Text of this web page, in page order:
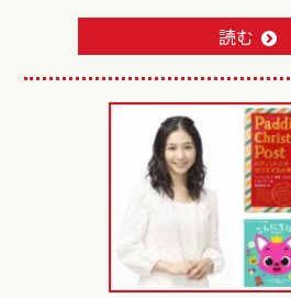
読む